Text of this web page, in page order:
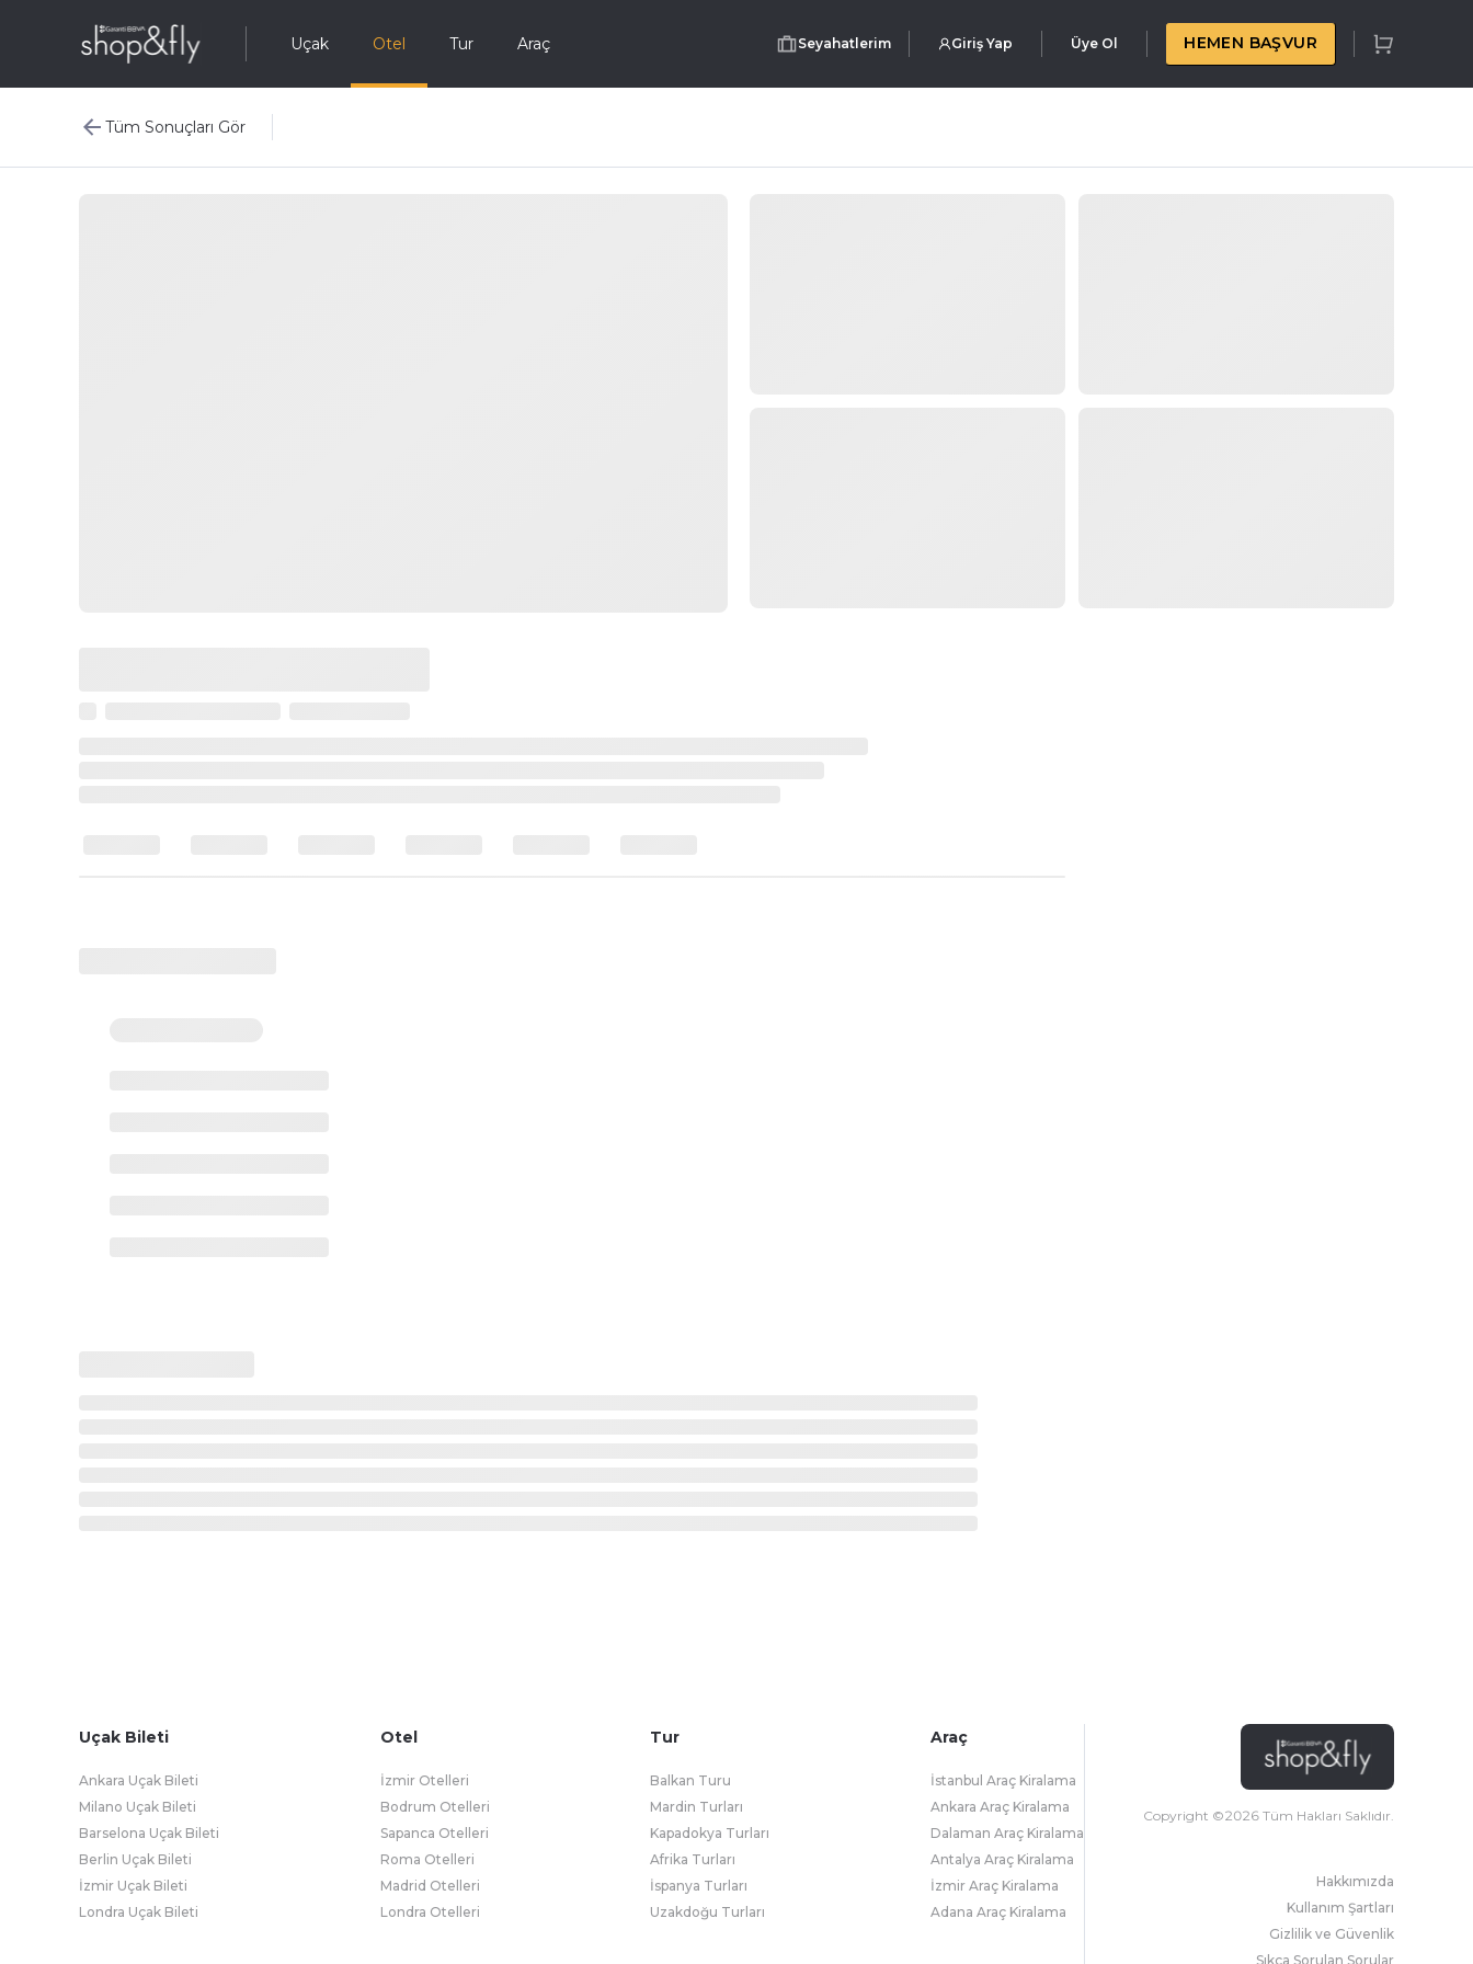
Uçak Otel Tur Araç Seyahatlerim Giriş Yap Üye Ol HEMEN BAŞVUR
Tüm Sonuçları Gör
Uçak Bileti
Ankara Uçak Bileti
Milano Uçak Bileti
Barselona Uçak Bileti
Berlin Uçak Bileti
İzmir Uçak Bileti
Londra Uçak Bileti
Otel
İzmir Otelleri
Bodrum Otelleri
Sapanca Otelleri
Roma Otelleri
Madrid Otelleri
Londra Otelleri
Tur
Balkan Turu
Mardin Turları
Kapadokya Turları
Afrika Turları
İspanya Turları
Uzakdoğu Turları
Araç
İstanbul Araç Kiralama
Ankara Araç Kiralama
Dalaman Araç Kiralama
Antalya Araç Kiralama
İzmir Araç Kiralama
Adana Araç Kiralama
Copyright ©2026 Tüm Hakları Saklıdır.
Hakkımızda
Kullanım Şartları
Gizlilik ve Güvenlik
Sıkça Sorulan Sorular